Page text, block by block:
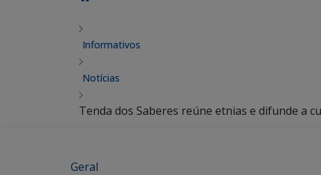
Informativos
Notícias
Tenda dos Saberes reúne etnias e difunde a
Geral